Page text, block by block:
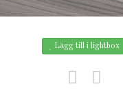
Lägg till i lightbox